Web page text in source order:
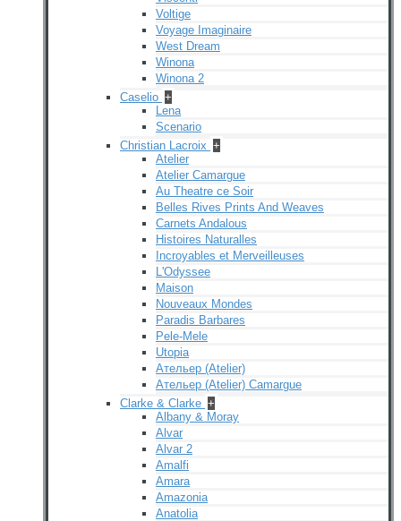
Voltige
Voyage Imaginaire
West Dream
Winona
Winona 2
Caselio +
Lena
Scenario
Christian Lacroix +
Atelier
Atelier Camargue
Au Theatre ce Soir
Belles Rives Prints And Weaves
Carnets Andalous
Histoires Naturalles
Incroyables et Merveilleuses
L'Odyssee
Maison
Nouveaux Mondes
Paradis Barbares
Pele-Mele
Utopia
Ательер (Atelier)
Ательер (Atelier) Camargue
Clarke & Clarke +
Albany & Moray
Alvar
Alvar 2
Amalfi
Amara
Amazonia
Anatolia